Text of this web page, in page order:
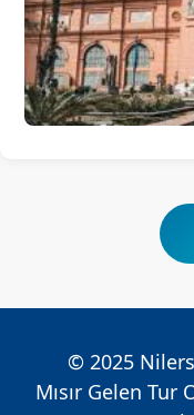
© 2025 Nilers
Mısır Gelen Tur